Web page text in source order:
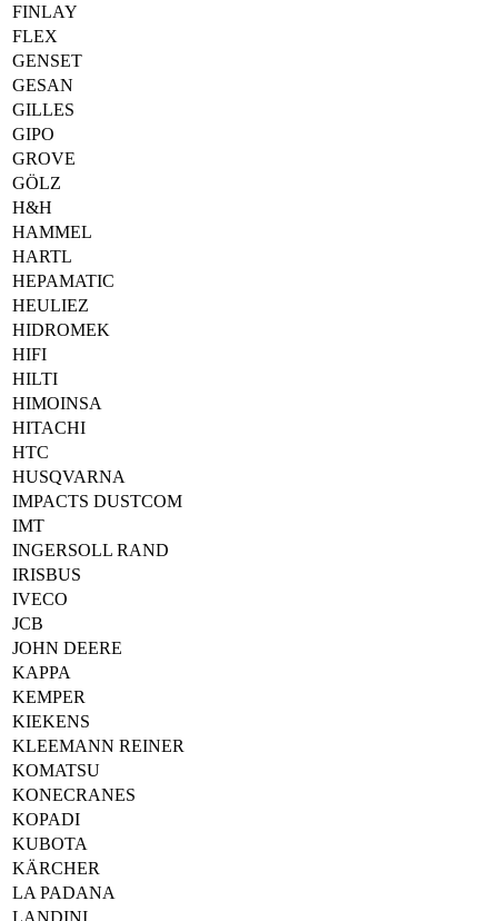
FINLAY
FLEX
GENSET
GESAN
GILLES
GIPO
GROVE
GÖLZ
H&H
HAMMEL
HARTL
HEPAMATIC
HEULIEZ
HIDROMEK
HIFI
HILTI
HIMOINSA
HITACHI
HTC
HUSQVARNA
IMPACTS DUSTCOM
IMT
INGERSOLL RAND
IRISBUS
IVECO
JCB
JOHN DEERE
KAPPA
KEMPER
KIEKENS
KLEEMANN REINER
KOMATSU
KONECRANES
KOPADI
KUBOTA
KÄRCHER
LA PADANA
LANDINI